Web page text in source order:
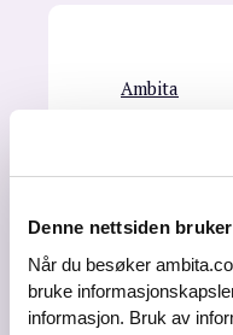
Denne nettsiden
Når du besøker
bruke
informasjon. Bruk av
Ambita